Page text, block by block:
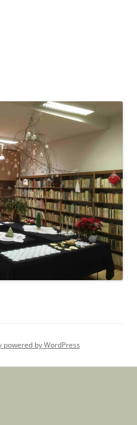
powered by WordPress